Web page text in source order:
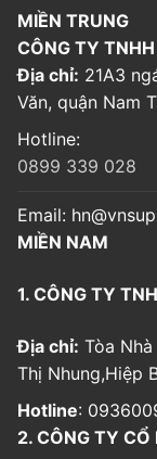
MIỀN TRUNG
CÔNG TY
Địa chỉ: 21A3
Văn, quận Nam
Hotline:
0899 339 028
Email:
MIỀN NAM
1. CÔNG TY
Địa chỉ: Tòa
Thị Nhung,Hiệp
Hotline:
2. CÔNG TY CỔ